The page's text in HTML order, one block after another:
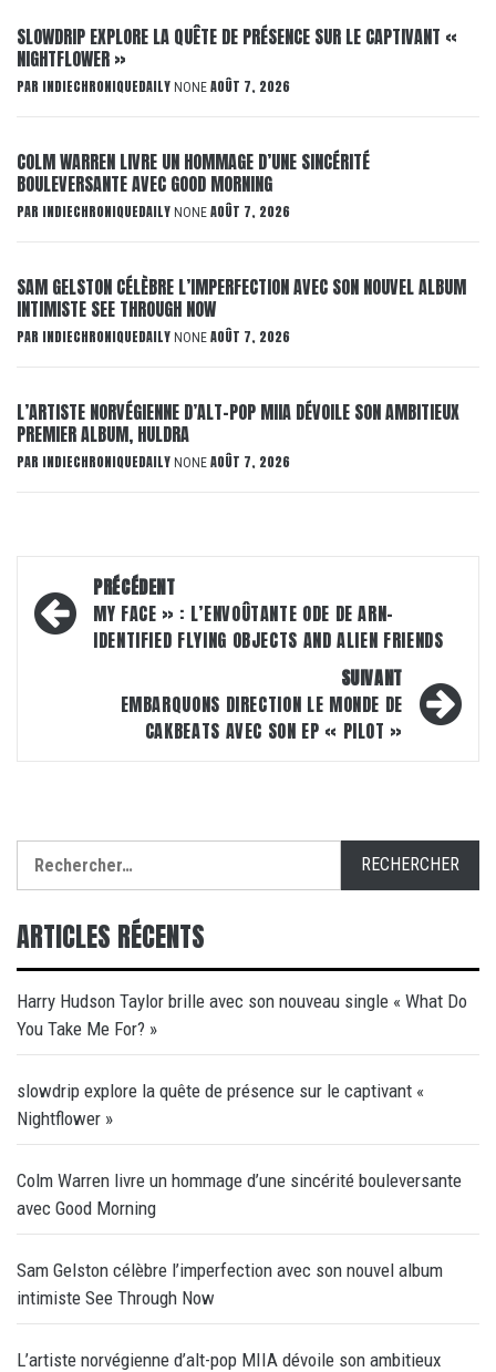
SLOWDRIP EXPLORE LA QUÊTE DE PRÉSENCE SUR LE CAPTIVANT «
NIGHTFLOWER »
PAR INDIECHRONIQUEDAILY NONE AOÛT 7, 2026
COLM WARREN LIVRE UN HOMMAGE D’UNE SINCÉRITÉ
BOULEVERSANTE AVEC GOOD MORNING
PAR INDIECHRONIQUEDAILY NONE AOÛT 7, 2026
SAM GELSTON CÉLÈBRE L’IMPERFECTION AVEC SON NOUVEL ALBUM
INTIMISTE SEE THROUGH NOW
PAR INDIECHRONIQUEDAILY NONE AOÛT 7, 2026
L’ARTISTE NORVÉGIENNE D’ALT-POP MIIA DÉVOILE SON AMBITIEUX
PREMIER ALBUM, HULDRA
PAR INDIECHRONIQUEDAILY NONE AOÛT 7, 2026
Navigation
d’article
PRÉCÉDENT
MY FACE » : L’ENVOÛTANTE ODE DE ARN-
IDENTIFIED FLYING OBJECTS AND ALIEN FRIENDS
SUIVANT
EMBARQUONS DIRECTION LE MONDE DE
CAKBEATS AVEC SON EP « PILOT »
ARTICLES RÉCENTS
Harry Hudson Taylor brille avec son nouveau single « What Do
You Take Me For? »
slowdrip explore la quête de présence sur le captivant «
Nightflower »
Colm Warren livre un hommage d’une sincérité bouleversante
avec Good Morning
Sam Gelston célèbre l’imperfection avec son nouvel album
intimiste See Through Now
L’artiste norvégienne d’alt-pop MIIA dévoile son ambitieux